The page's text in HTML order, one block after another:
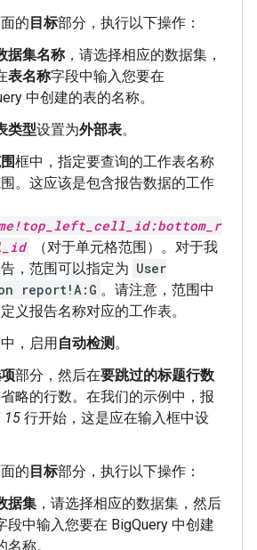
的目标部分，执行以下操作：
据集名称，请选择相应的数据集，
表名称字段中输入您要在
中创建的表的名称。
类型设置为外部表。
框中，指定要查询的工作表名称
。这应该是包含报告数据的工作
（对于单元格范围）。对于我
，范围可以指定为 User
report!A:G 。请注意，范围中
义报告名称对应的工作表。
，启用自动检测 。
部分，然后在要跳过的标题行数
略的行数。在我们的示例中，报
15 行开始，这是应在输入框中设
的目标部分，执行以下操作：
据集 ，请选择相应的数据集，然后
段中输入您要在 BigQuery 中创建
名称。